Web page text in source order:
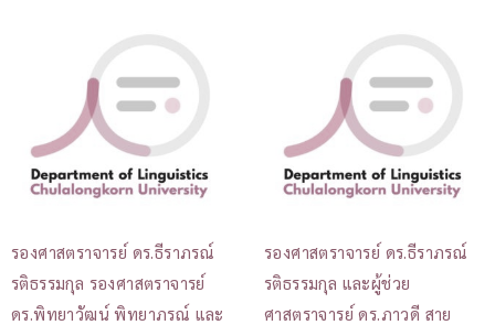
รองศาสตราจารย์ ดร.ธีราภรณ์
รติธรรมกุล รองศาสตราจารย์
ดร.พิทยาวัฒน์ พิทยาภรณ์ และ
รองศาสตราจารย์ ดร.ธีราภรณ์
รติธรรมกุล และผู้ช่วย
ศาสตราจารย์ ดร.ภาวดี สาย